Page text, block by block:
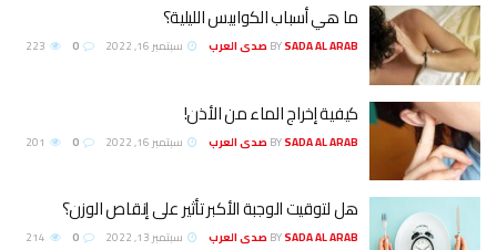
ما هي أسباب الكوابيس الليلية؟
BYSADA AL ARAB صدى العرب سبتمبر 16, 2022
كيفية إخراج الماء من الأذن!
BYSADA AL ARAB صدى العرب سبتمبر 16, 2022
هل لتوقيت الوجبة الأكبر تأثير على إنقاص الوزن؟
BYSADA AL ARAB صدى العرب سبتمبر 13, 2022